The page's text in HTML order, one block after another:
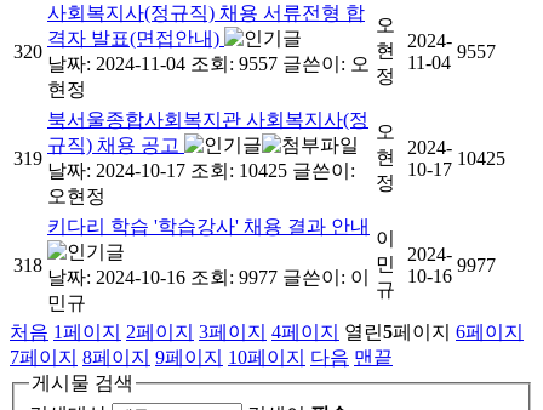
320
사회복지사(정규직) 채용 서류전형 합
격자 발표(면접안내)
날짜: 2024-11-04 조회: 9557 글쓴이: 오
현정
오
현
정
2024-
11-04
9557
319
북서울종합사회복지관 사회복지사(정
규직) 채용 공고
날짜: 2024-10-17 조회: 10425 글쓴이:
오현정
오
현
정
2024-
10-17
10425
318
키다리 학습 '학습강사' 채용 결과 안내
날짜: 2024-10-16 조회: 9977 글쓴이: 이
민규
이
민
규
2024-
10-16
9977
처음 1페이지 2페이지 3페이지 4페이지 열린5페이지 6페이지
7페이지 8페이지 9페이지 10페이지 다음 맨끝
게시물 검색